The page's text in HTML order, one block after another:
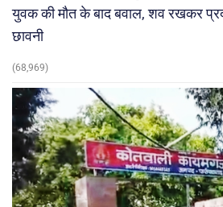
युवक की मौत के बाद बवाल, शव रखकर
छावनी
(68,969)